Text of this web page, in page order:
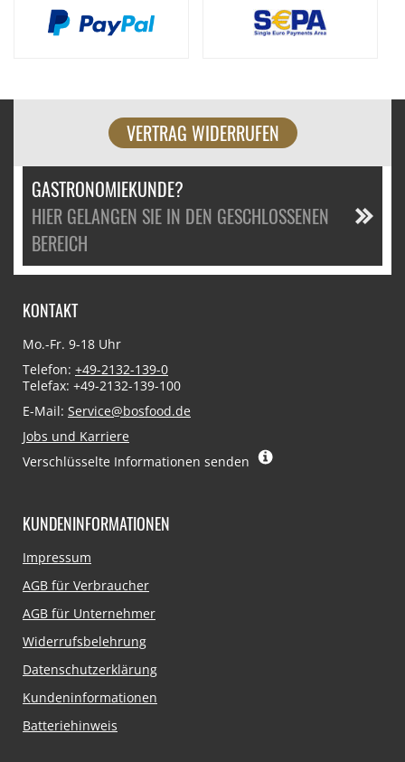
VERTRAG WIDERRUFEN
GASTRONOMIEKUNDE?
HIER GELANGEN SIE IN DEN GESCHLOSSENEN
BEREICH
KONTAKT
Mo.-Fr. 9-18 Uhr
Telefon: +49-2132-139-0
Telefax: +49-2132-139-100
E-Mail: Service@bosfood.de
Jobs und Karriere
Verschlüsselte Informationen senden
KUNDENINFORMATIONEN
Navigation
Impressum
AGB für Verbraucher
AGB für Unternehmer
Widerrufsbelehrung
Datenschutzerklärung
Kundeninformationen
Batteriehinweis